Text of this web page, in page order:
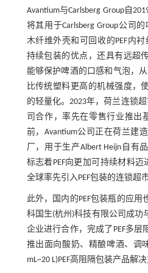
Avantium与Carlsberg Group自
将其用于Carlsberg Group公司
木纤维外壳和可回收的PEF内衬
持续包装的优点，还具有远超
能够保护啤酒的口感和气泡，
比传统塑料更高的机械强度，
的轻量化。2023年，荷兰连锁
司合作，率先在零售行业推出
前，Avantium公司正在荷兰建
厂，用于生产Albert Heijn自有
标志着PEF向更加可持续材料迈
全球率先引入PEF包装的连锁超市
此外，国内的PEF包装瓶的应
科国生(杭州)科技有限公司成功
企业进行合作，完成了PEF多层
推出面向酸奶、精酿啤酒、调
mL~20 L)PEF高阻隔包装产品解